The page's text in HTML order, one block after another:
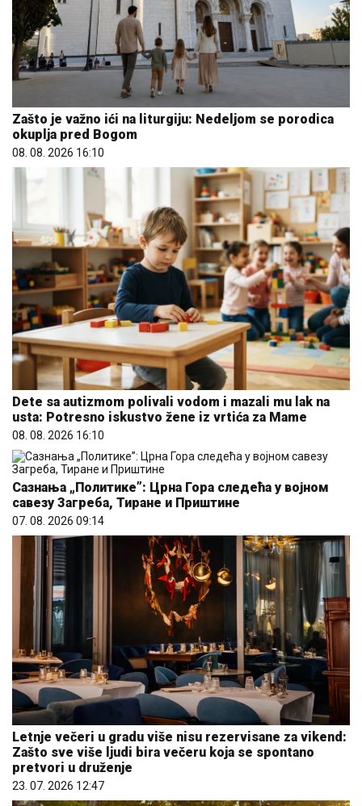
Zašto je važno ići na liturgiju: Nedeljom se porodica
okuplja pred Bogom
08. 08. 2026 16:10
Dete sa autizmom polivali vodom i mazali mu lak na
usta: Potresno iskustvo žene iz vrtića za Mame
08. 08. 2026 16:10
Сазнања „Политике”: Црна Гора следећа у војном
савезу Загреба, Тиране и Приштине
07. 08. 2026 09:14
Letnje večeri u gradu više nisu rezervisane za vikend:
Zašto sve više ljudi bira večeru koja se spontano
pretvori u druženje
23. 07. 2026 12:47